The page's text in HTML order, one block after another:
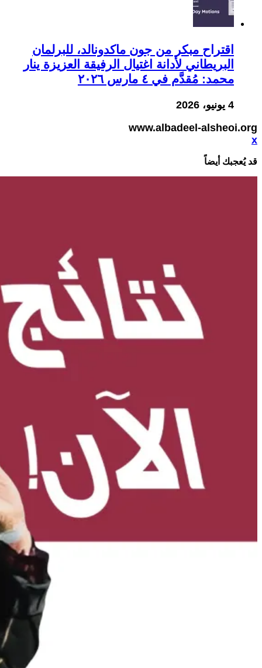
اقتراح مبكر من جون ماكدونالد، للبرلمان
البريطاني لأدانة اغتيال الرفيقة العزيزة ينار
محمد: مُقدَّم في ٤ مارس ٢٠٢٦
4 يونيو، 2026
www.albadeel-alsheoi.org
x